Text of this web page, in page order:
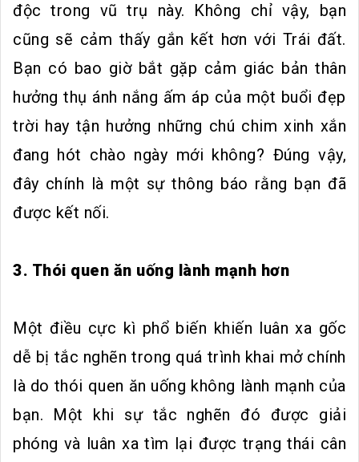
độc trong vũ trụ này. Không chỉ vậy, bạn
cũng sẽ cảm thấy gắn kết hơn với Trái đất.
Bạn có bao giờ bắt gặp cảm giác bản thân
hưởng thụ ánh nắng ấm áp của một buổi đẹp
trời hay tận hưởng những chú chim xinh xắn
đang hót chào ngày mới không? Đúng vậy,
đây chính là một sự thông báo rằng bạn đã
được kết nối.
3. Thói quen ăn uống lành mạnh hơn
Một điều cực kì phổ biến khiến luân xa gốc
dễ bị tắc nghẽn trong quá trình khai mở chính
là do thói quen ăn uống không lành mạnh của
bạn. Một khi sự tắc nghẽn đó được giải
phóng và luân xa tìm lại được trạng thái cân